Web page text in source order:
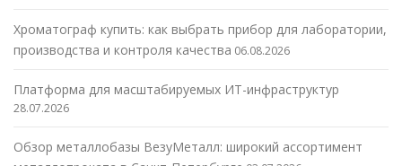
Хроматограф купить: как выбрать прибор для лаборатории,
производства и контроля качества 06.08.2026
Платформа для масштабируемых ИТ-инфраструктур
28.07.2026
Обзор металлобазы ВезуМеталл: широкий ассортимент